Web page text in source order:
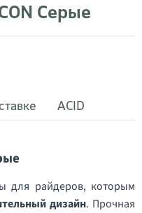
Серые
ACID
для райдеров, которым
дизайн. Прочная